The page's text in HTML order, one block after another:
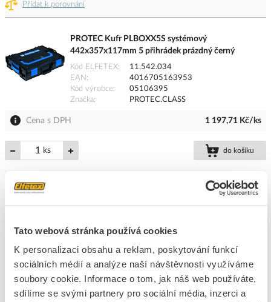
Tato webová stránka používá cookies
K personalizaci obsahu a reklam, poskytování funkcí
sociálních médií a analýze naší návštěvnosti využíváme
soubory cookie. Informace o tom, jak náš web používáte,
sdílíme se svými partnery pro sociální média, inzerci a
Přidat k porovnání
PROTEC Kufr PLBOXX5S systémový
442x357x117mm 5 přihrádek prázdný černý
Kód ELFETEX
11.542.034
EAN
4016705163953
Kód výrobce
05106395
Značka
PROTEC.CLASS
Cena s DPH 1 197,71 Kč/ks
ks do košíku
8dní
Kód ELFETEX
11.000.391
Kód výrobce
05104106
Značka
PROTEC.CLASS